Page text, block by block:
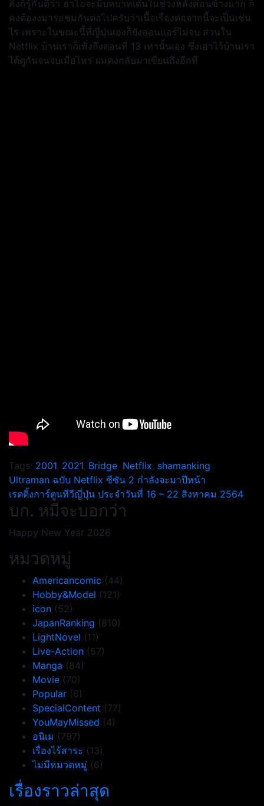
คิงก็รู้กันดีว่า ฮาโอจะมีบทบาทเด่นในช่วงหลังค่อนข้างมาก ก็
คงต้องงมารอชมกันต่อไปครับว่าเนื้อเรื่องต่อจากนี้จะเป็นเช่น
ไร เพราะในขณะนี้ที่ญี่ปุ่นเองก็ยังออนแอร์ไม่จบ ส่วนใน
Netflix บ้านเราก็เพิ่งถึงตอนที่ 13 เท่านั้นเอง ซึ่งเอาไว้บ้านเรา
ได้ดูกันจนจบเมื่อไหร่ ผมคงกลับมาเขียนถึงอีกที
Tags: 2001, 2021, Bridge, Netflix, shamanking
แนะแนว
เรื่อง
Ultraman ฉบับ Netflix ซีซัน 2 กำลังจะมาปีหน้า
เรตติ้งการ์ตูนทีวีญี่ปุ่น ประจำวันที่ 16 – 22 สิงหาคม 2564
บก. หมีจะบอกว่า
Happy New Year 2026
หมวดหมู่
Americancomic (44)
Hobby&Model (121)
icon (52)
JapanRanking (810)
LightNovel (11)
Live-Action (57)
Manga (84)
Movie (70)
Popular (6)
SpecialContent (77)
YouMayMissed (4)
อนิเม (797)
เรื่องไร้สาระ (13)
ไม่มีหมวดหมู่ (6)
เรื่องราวล่าสุด